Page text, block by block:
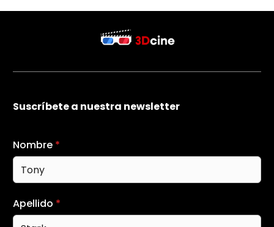
Suscríbete a nuestra newsletter
Nombre *
Apellido *